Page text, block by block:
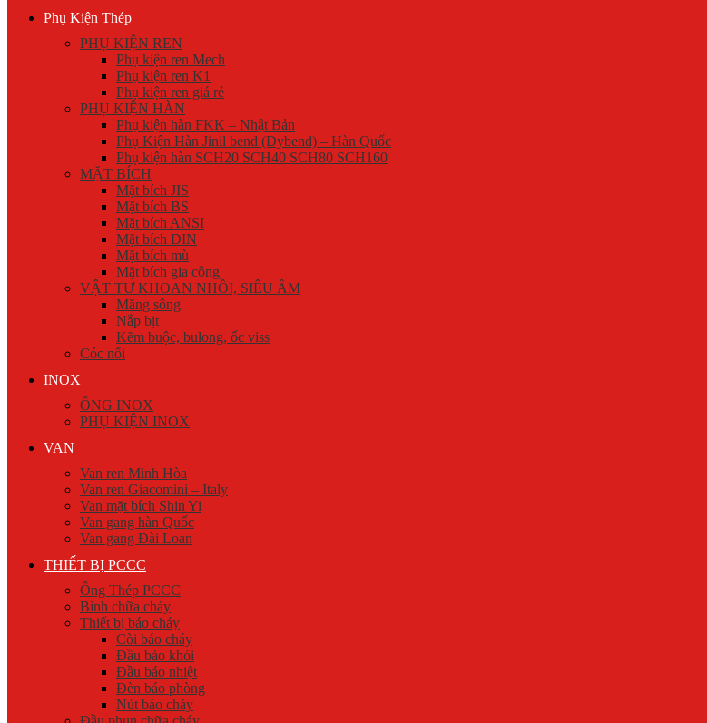
Phụ Kiện Thép
PHỤ KIỆN REN
Phụ kiện ren Mech
Phụ kiện ren K1
Phụ kiện ren giá rẻ
PHỤ KIỆN HÀN
Phụ kiện hàn FKK – Nhật Bản
Phụ Kiện Hàn Jinil bend (Dybend) – Hàn Quốc
Phụ kiện hàn SCH20 SCH40 SCH80 SCH160
MẶT BÍCH
Mặt bích JIS
Mặt bích BS
Mặt bích ANSI
Mặt bích DIN
Mặt bích mù
Mặt bích gia công
VẬT TƯ KHOAN NHỒI, SIÊU ÂM
Măng sông
Nắp bịt
Kẽm buộc, bulong, ốc viss
Cóc nối
INOX
ỐNG INOX
PHỤ KIỆN INOX
VAN
Van ren Minh Hòa
Van ren Giacomini – Italy
Van mặt bích Shin Yi
Van gang hàn Quốc
Van gang Đài Loan
THIẾT BỊ PCCC
Ống Thép PCCC
Bình chữa cháy
Thiết bị báo cháy
Còi báo cháy
Đầu báo khói
Đầu báo nhiệt
Đèn báo phòng
Nút báo cháy